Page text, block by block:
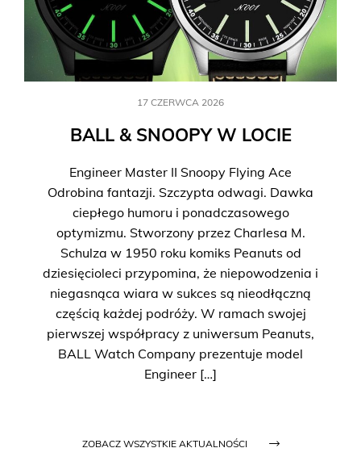
17 CZERWCA 2026
BALL & SNOOPY W LOCIE
Engineer Master II Snoopy Flying Ace
Odrobina fantazji. Szczypta odwagi. Dawka
ciepłego humoru i ponadczasowego
optymizmu. Stworzony przez Charlesa M.
Schulza w 1950 roku komiks Peanuts od
dziesięcioleci przypomina, że niepowodzenia i
niegasnąca wiara w sukces są nieodłączną
częścią każdej podróży. W ramach swojej
pierwszej współpracy z uniwersum Peanuts,
BALL Watch Company prezentuje model
Engineer […]
ZOBACZ WSZYSTKIE AKTUALNOŚCI